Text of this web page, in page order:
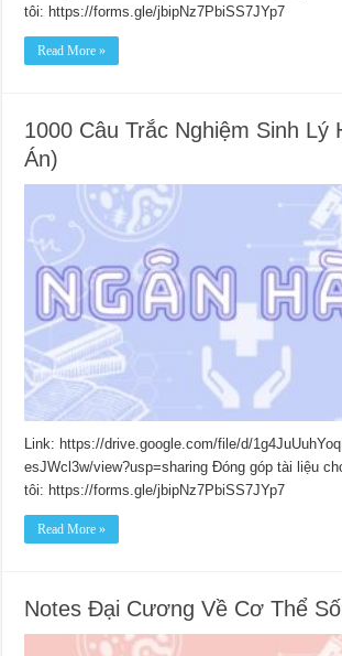
tôi: https://forms.gle/jbipNz7PbiSS7JYp7
Read More »
1000 Câu Trắc Nghiệm Sinh Lý
Án)
Link: https://drive.google.com/file/d/
esJWcl3w/view?usp=sharing Đóng góp tài liệu
tôi: https://forms.gle/jbipNz7PbiSS7JYp7
Read More »
Notes Đại Cương Về Cơ Thể